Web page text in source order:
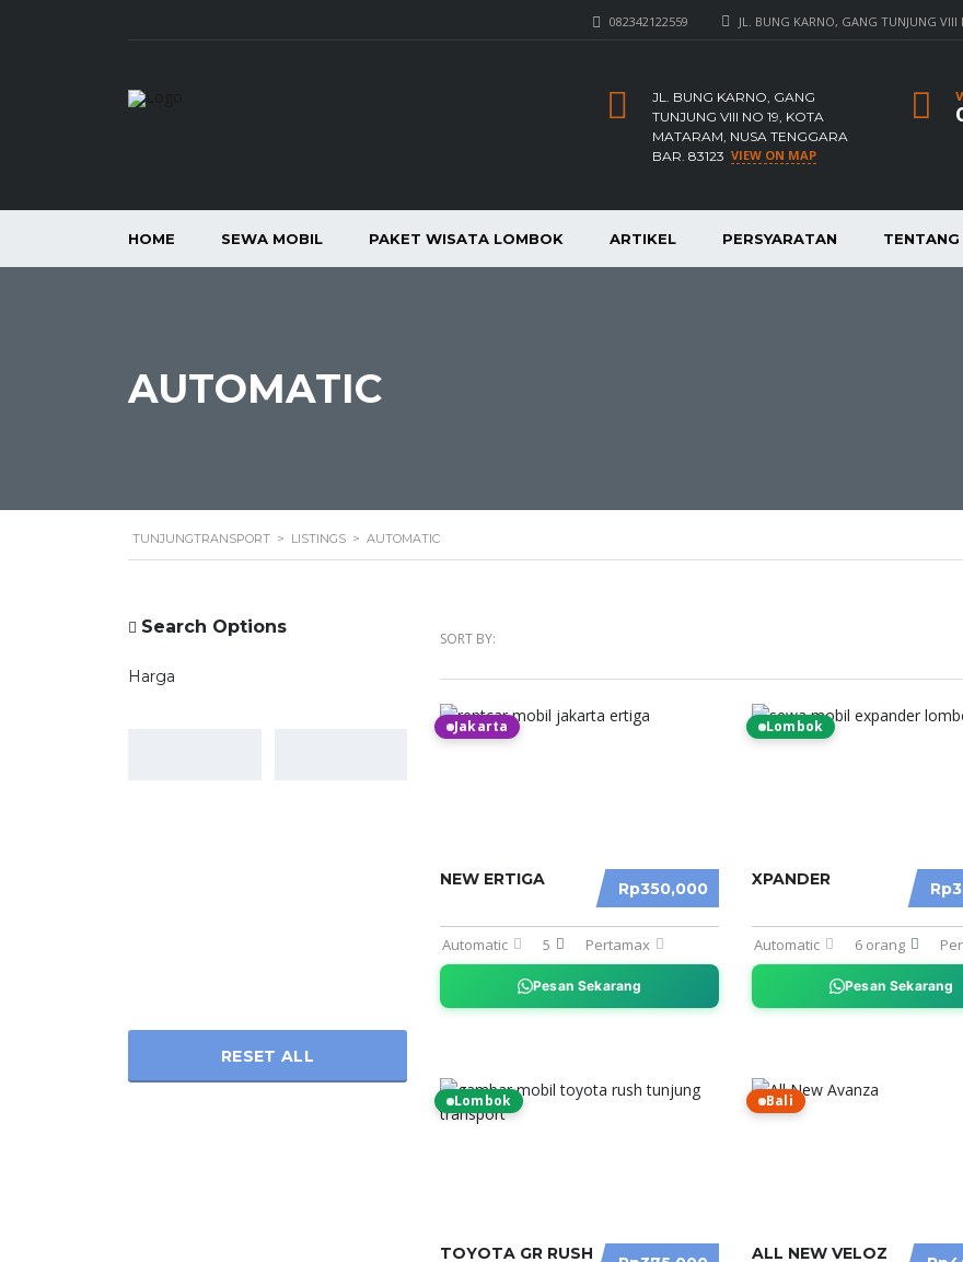
JL. BUNG KARNO, GANG TUNJUNG
082342122559
JL. BUNG KARNO, GANG
TUNJUNG VIII NO 19, KOTA
MATARAM, NUSA TENGGARA
BAR. 83123 VIEW ON MAP
HOME SEWA MOBIL PAKET WISATA LOMBOK ARTIKEL PERSYARATAN TENTANG
AUTOMATIC
TUNJUNGTRANSPORT > LISTINGS > AUTOMATIC
Search Options
Harga
RESET ALL
SORT BY:
Rp350,000
NEW ERTIGA
Automatic 5 Pertamax
Pesan Sekarang
Jakarta
XPANDER
Automatic 6 orang
Pesan Sekarang
Lombok
TOYOTA GR RUSH
Lombok
ALL NEW VELOZ
Bali